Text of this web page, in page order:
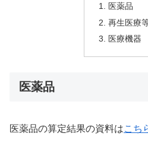
医薬品
再生医療
医療機器
医薬品
医薬品の算定結果の資料はこち